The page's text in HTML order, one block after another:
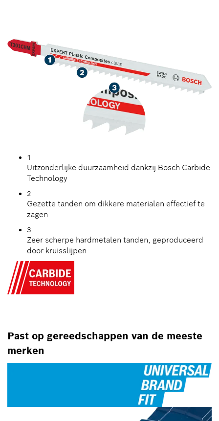
1
Uitzonderlijke duurzaamheid dankzij Bosch Carbide
Technology
2
Gezette tanden om dikkere materialen effectief te
zagen
3
Zeer scherpe hardmetalen tanden, geproduceerd
door kruisslijpen
Past op gereedschappen van de meeste
merken